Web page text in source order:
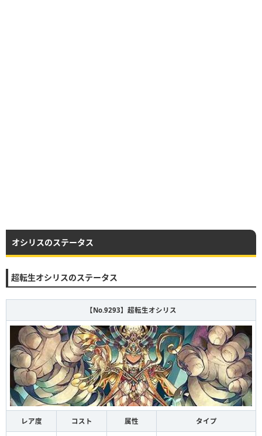
オシリスのステータス
超転生オシリスのステータス
【No.9293】超転生オシリス
レア度 コスト 属性 タイプ